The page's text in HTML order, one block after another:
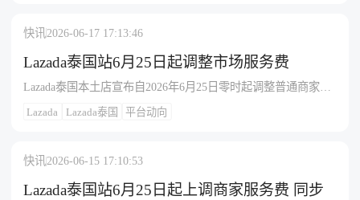
约派送订单）计收——以商品原始售价扣除商家自主设置折扣
及各类促销优惠后的金额为基数，乘以对应类目高级套餐手续
费率，不同类目费率区间为7%—8%，具体可在官方费率表查询
卖家重新核算SKU毛利，权衡流量权益与费率成本后再做决
策。
快讯 2026-06-17 17:13:46
Lazada泰国站6月25日起调整市场服务费
Lazada泰国本土店宣布自2026年6月25日零时起调整普通商家市
场服务费，按品类执行差异化费率：数字礼品卡10.0%、快消品
13.0%、普通商品9.0%—13.0%、时尚类5.5%—14.0%、电子类
运营成本上升以保障服务稳定，并将配套发放补贴、营销资源
Lazada Lazada泰国 平台动向
快讯2026-06-15 17:10:53
Lazada泰国站6月25日起上调商家服务费 同步